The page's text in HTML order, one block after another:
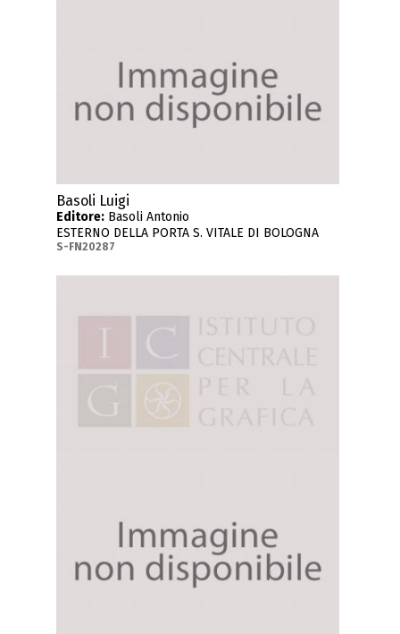
Basoli Luigi
Editore: Basoli Antonio
ESTERNO DELLA PORTA S. VITALE DI BOLOGNA
S-FN20287